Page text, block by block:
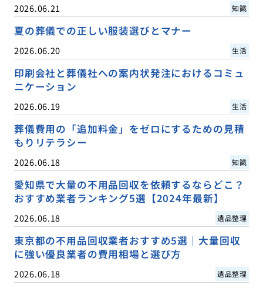
2026.06.21 知識
夏の葬儀での正しい服装選びとマナー
2026.06.20 生活
印刷会社と葬儀社への案内状発注におけるコミュ
ニケーション
2026.06.19 生活
葬儀費用の「追加料金」をゼロにするための見積
もりリテラシー
2026.06.18 知識
愛知県で大量の不用品回収を依頼するならどこ？
おすすめ業者ランキング5選【2024年最新】
2026.06.18 遺品整理
東京都の不用品回収業者おすすめ5選｜大量回収
に強い優良業者の費用相場と選び方
2026.06.18 遺品整理